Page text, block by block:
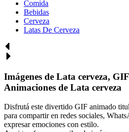
Comida
Bebidas
Cerveza
Latas De Cerveza
Imágenes de Lata cerveza,
Animaciones de Lata cerveza
Disfrutá este divertido GIF animado
para compartir en redes sociales,
expresar emociones con estilo.